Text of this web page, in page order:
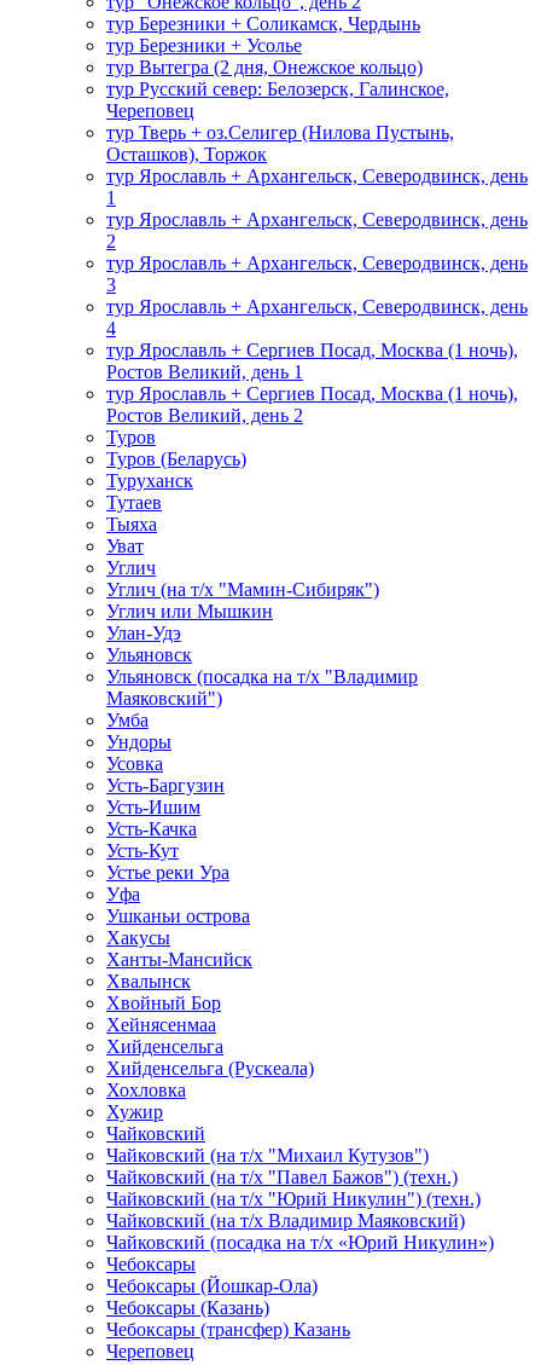
тур Березники + Соликамск, Чердынь
тур Березники + Усолье
тур Вытегра (2 дня, Онежское кольцо)
тур Русский север: Белозерск, Галинское,
Череповец
тур Тверь + оз.Селигер (Нилова Пустынь,
Осташков), Торжок
тур Ярославль + Архангельск, Северодвинск, день
1
тур Ярославль + Архангельск, Северодвинск, день
2
тур Ярославль + Архангельск, Северодвинск, день
3
тур Ярославль + Архангельск, Северодвинск, день
4
тур Ярославль + Сергиев Посад, Москва (1 ночь),
Ростов Великий, день 1
тур Ярославль + Сергиев Посад, Москва (1 ночь),
Ростов Великий, день 2
Туров
Туров (Беларусь)
Туруханск
Тутаев
Тыяха
Уват
Углич
Углич (на т/х "Мамин-Сибиряк")
Углич или Мышкин
Улан-Удэ
Ульяновск
Ульяновск (посадка на т/х "Владимир
Маяковский")
Умба
Ундоры
Усовка
Усть-Баргузин
Усть-Ишим
Усть-Качка
Усть-Кут
Устье реки Ура
Уфа
Ушканьи острова
Хакусы
Ханты-Мансийск
Хвалынск
Хвойный Бор
Хейнясенмаа
Хийденсельга
Хийденсельга (Рускеала)
Хохловка
Хужир
Чайковский
Чайковский (на т/х "Михаил Кутузов")
Чайковский (на т/х "Павел Бажов") (техн.)
Чайковский (на т/х "Юрий Никулин") (техн.)
Чайковский (на т/х Владимир Маяковский)
Чайковский (посадка на т/х «Юрий Никулин»)
Чебоксары
Чебоксары (Йошкар-Ола)
Чебоксары (Казань)
Чебоксары (трансфер) Казань
Череповец